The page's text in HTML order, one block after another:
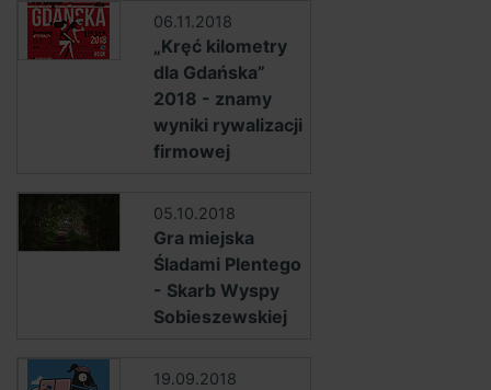
06.11.2018
„Kręć kilometry
dla Gdańska”
2018 - znamy
wyniki rywalizacji
firmowej
05.10.2018
Gra miejska
Śladami Plentego
- Skarb Wyspy
Sobieszewskiej
19.09.2018